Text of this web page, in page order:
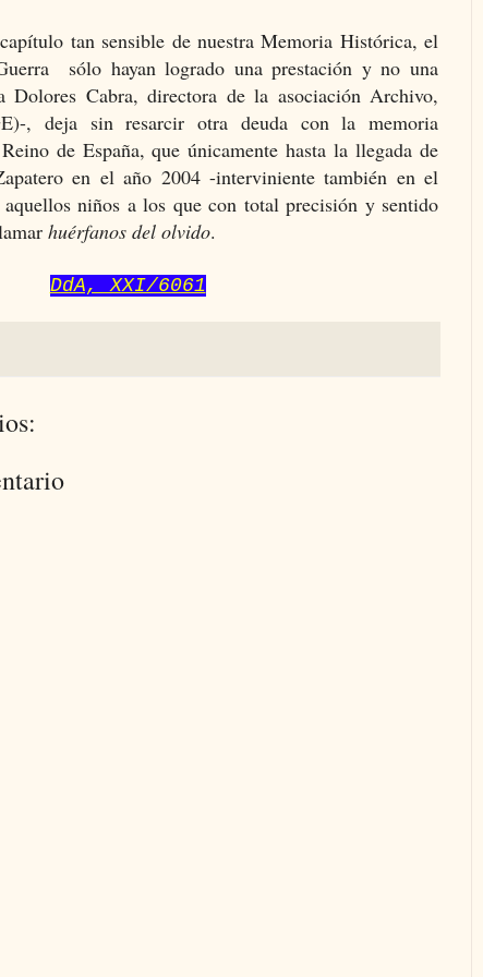
tan sensible de nuestra Memoria Histórica, el
sólo hayan logrado una prestación y no una
Dolores Cabra, directora de la asociación Archivo,
, deja sin resarcir otra deuda con la memoria
de España, que únicamente hasta la llegada de
en el año 2004 -interviniente también en el
niños a los que con total precisión y sentido
huérfanos del olvido.
DdA, XXI/6061